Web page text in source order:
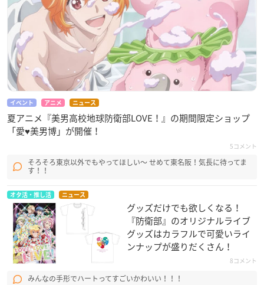
イベント アニメ ニュース
夏アニメ『美男高校地球防衛部LOVE！』の期間限定ショップ
「愛♥美男博」が開催！
5コメント
そろそろ東京以外でもやってほしい〜 せめて東名阪！気長に待ってま
す！！
オタ活・推し活 ニュース
グッズだけでも欲しくなる！
『防衛部』のオリジナルライブ
グッズはカラフルで可愛いライ
ンナップが盛りだくさん！
8コメント
みんなの手形でハートってすごいかわいい！！！